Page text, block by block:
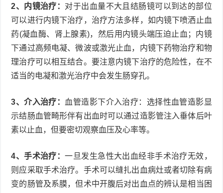
2、内镜治疗： 对于出血量不大且结肠镜可以到达的部位
可以进行内镜下治疗，治疗方法多样，如内镜下喷洒止血
药(凝血酶、肾上腺素)，然后用内镜头端压迫止血；内镜
下通过高频电凝、微波或激光止血，内镜下药物治疗和物
理治疗可以相互结合。要注意内镜下治疗的危险性，在不
适当的电凝和激光治疗中会发生肠穿孔。
3、介入治疗： 血管造影下介入治疗：选择性血管造影显
示结肠血管畸形伴有出血时可以通过造影管注入垂体后叶
素以止血，但要密切观察血压及心率等。
4、手术治疗：一旦发生急性大出血经非手术治疗无效，
则应采取手术治疗。手术可以缝扎出血病灶或者切除有病
变的肠管及系膜，但术中开腹后对出血点的辨认是相当困